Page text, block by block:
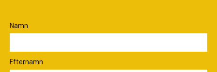
Namn
Efternamn